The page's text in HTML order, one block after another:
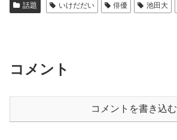
話題 いけだだい 俳優 池田大
コメント
コメントを書き込む